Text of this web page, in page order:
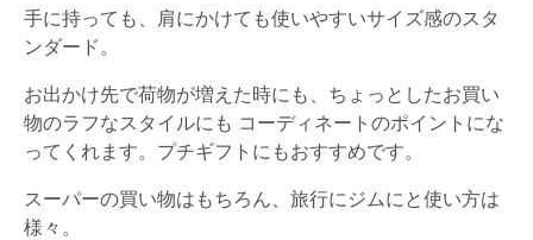
手に持っても、肩にかけても使いやすいサイズ感のスタ
ンダード。
お出かけ先で荷物が増えた時にも、ちょっとしたお買い
物のラフなスタイルにも コーディネートのポイントにな
ってくれます。プチギフトにもおすすめです。
スーパーの買い物はもちろん、旅行にジムにと使い方は
様々。